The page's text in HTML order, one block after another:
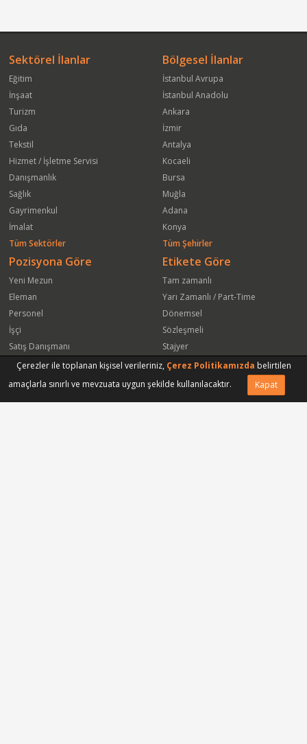
Başvuru Yap
Arkadaşına Gönder
Sektörel İlanlar
Eğitim
İnşaat
Turizm
Gıda
Tekstil
Hizmet / İşletme Servisi
Danışmanlık
Sağlık
Gayrimenkul
İmalat
Tüm Sektörler
Bölgesel İlanlar
İstanbul Avrupa
İstanbul Anadolu
Ankara
İzmir
Antalya
Kocaeli
Bursa
Muğla
Adana
Konya
Tüm Şehirler
Pozisyona Göre
Yeni Mezun
Eleman
Personel
İşçi
Satış Danışmanı
Öğrenci
Satış Elemanı
Etikete Göre
Tam zamanlı
Yarı Zamanlı / Part-Time
Dönemsel
Sözleşmeli
Stajyer
Freelance
Yeni Mezun
Çerezler ile toplanan kişisel verileriniz, Çerez Politikamızda belirtilen
amaçlarla sınırlı ve mevzuata uygun şekilde kullanılacaktır.
Kapat